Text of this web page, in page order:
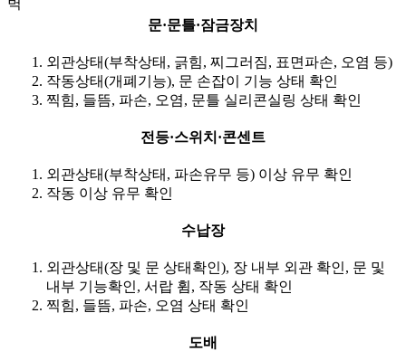
문·문틀·잠금장치
외관상태(부착상태, 긁힘, 찌그러짐, 표면파손, 오염 등)
작동상태(개폐기능), 문 손잡이 기능 상태 확인
찍힘, 들뜸, 파손, 오염, 문틀 실리콘실링 상태 확인
전등·스위치·콘센트
외관상태(부착상태, 파손유무 등) 이상 유무 확인
작동 이상 유무 확인
수납장
외관상태(장 및 문 상태확인), 장 내부 외관 확인, 문 및
내부 기능확인, 서랍 휨, 작동 상태 확인
찍힘, 들뜸, 파손, 오염 상태 확인
도배